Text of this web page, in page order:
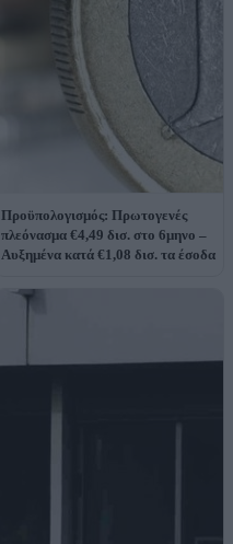
Προϋπολογισμός: Πρωτογενές
πλεόνασμα €4,49 δισ. στο 6μηνο –
Αυξημένα κατά €1,08 δισ. τα έσοδα